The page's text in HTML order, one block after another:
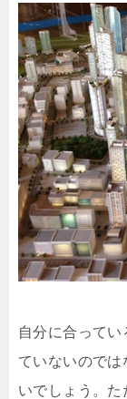
自分に合って
ていないので
いでしょう。